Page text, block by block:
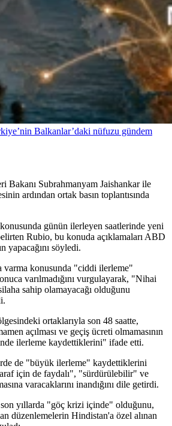
Balkanlar’daki nüfuzu gündem
Bakanı Subrahmanyam Jaishankar ile
ardından ortak basın toplantısında
günün ilerleyen saatlerinde yeni
Rubio, bu konuda açıklamaları ABD
yapacağını söyledi.
varma konusunda "ciddi ilerleme"
varılmadığını vurgulayarak, "Nihai
sahip olamayacağı olduğunu
ortaklarıyla son 48 saatte,
açılması ve geçiş ücreti olmamasının
ilerleme kaydettiklerini" ifade etti.
de "büyük ilerleme" kaydettiklerini
için de faydalı", "sürdürülebilir" ve
varacaklarını inandığını dile getirdi.
yıllarda "göç krizi içinde" olduğunu,
düzenlemelerin Hindistan'a özel alınan